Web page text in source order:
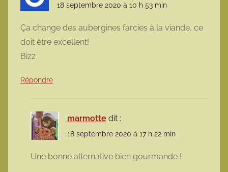
18 septembre 2020 à 10 h 53 min
Ça change des aubergines farcies à la viande, ce
doit être excellent!
Bizz
Répondre
marmotte dit :
18 septembre 2020 à 17 h 22 min
Une bonne alternative bien gourmande !